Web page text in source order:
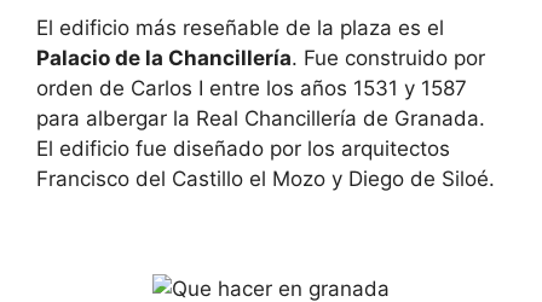
El edificio más reseñable de la plaza es el
Palacio de la Chancillería. Fue construido por
orden de Carlos I entre los años 1531 y 1587
para albergar la Real Chancillería de Granada.
El edificio fue diseñado por los arquitectos
Francisco del Castillo el Mozo y Diego de Siloé.